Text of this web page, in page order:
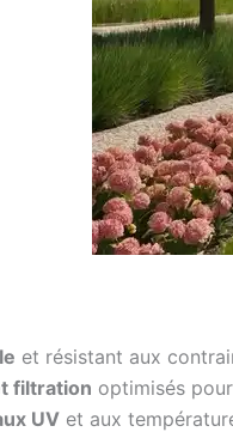
et résistant aux
filtration optimisés
UV et aux